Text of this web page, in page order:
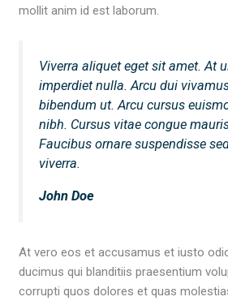
mollit anim id est laborum.
Viverra aliquet eget sit amet. At
imperdiet nulla. Arcu dui
bibendum ut. Arcu cursus
nibh. Cursus vitae congue
Faucibus ornare suspendisse
viverra.
John Doe
At vero eos et accusamus et iusto
ducimus qui blanditiis praesentium
corrupti quos dolores et quas